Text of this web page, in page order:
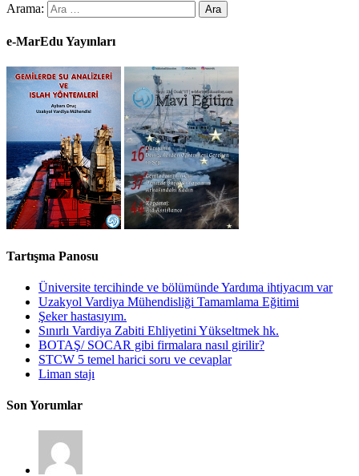
Arama:
e-MarEdu Yayınları
Tartışma Panosu
Üniversite tercihinde ve bölümünde Yardıma ihtiyacım var
Uzakyol Vardiya Mühendisliği Tamamlama Eğitimi
Şeker hastasıyım.
Sınırlı Vardiya Zabiti Ehliyetini Yükseltmek hk.
BOTAŞ/ SOCAR gibi firmalara nasıl girilir?
STCW 5 temel harici soru ve cevaplar
Liman stajı
Son Yorumlar